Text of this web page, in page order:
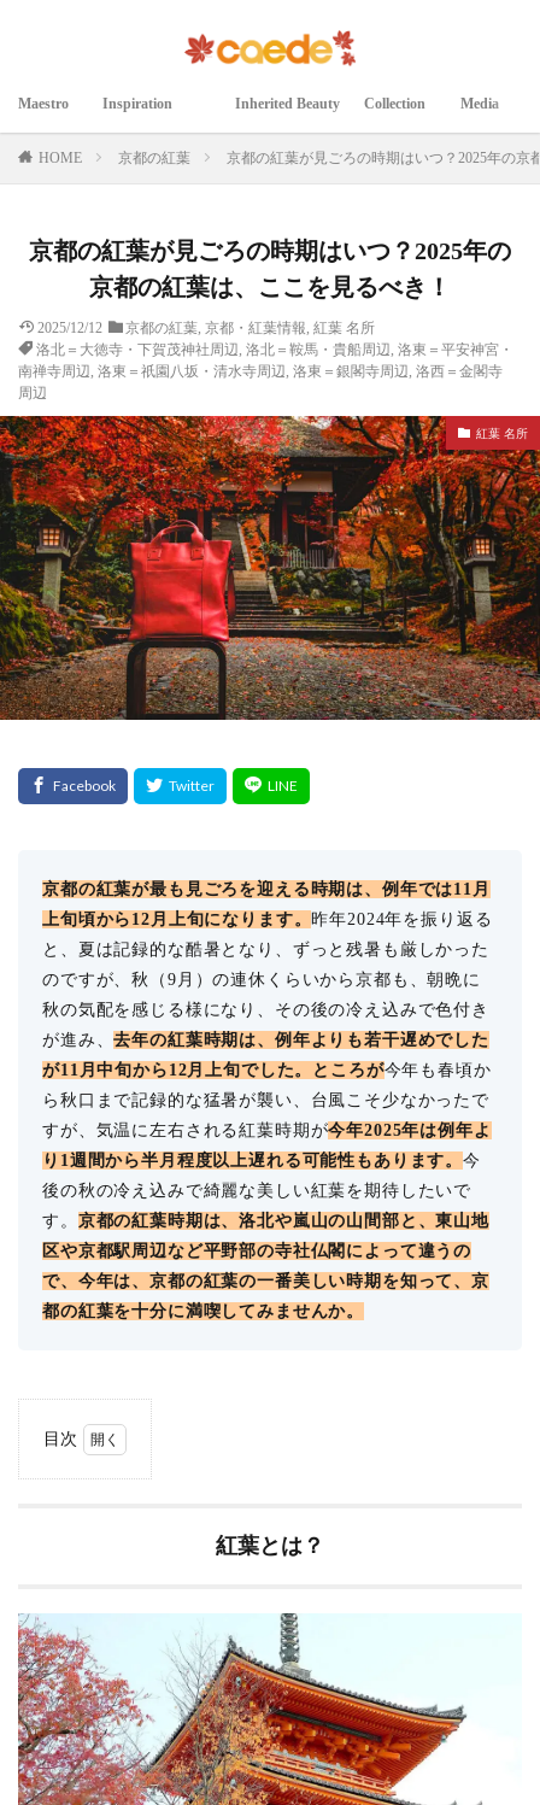
Maestro
マエストロ
Inspiration
インスピレーション
Inherited Beauty
継承された美
Collection
コレクション
Media
メディア掲載
HOME 京都の紅葉 京都の紅葉が見ごろの時期はいつ？2025年の京
京都の紅葉が見ごろの時期はいつ？2025年の
京都の紅葉は、ここを見るべき！
2025/12/12 京都の紅葉, 京都・紅葉情報, 紅葉 名所
洛北＝大徳寺・下賀茂神社周辺, 洛北＝鞍馬・貴船周辺, 洛東＝平安神宮・
南禅寺周辺, 洛東＝祇園八坂・清水寺周辺, 洛東＝銀閣寺周辺, 洛西＝金閣寺
周辺
紅葉 名所
京都の紅葉が最も見ごろを迎える時期は、例年では11月
上旬頃から12月上旬になります。 昨年2024年を振り返る
と、夏は記録的な酷暑となり、ずっと残暑も厳しかった
のですが、秋（9月）の連休くらいから京都も、朝晩に
秋の気配を感じる様になり、その後の冷え込みで色付き
が進み、去年の紅葉時期は、例年よりも若干遅めでした
が11月中旬から12月上旬でした。ところが今年も春頃か
ら秋口まで記録的な猛暑が襲い、台風こそ少なかったで
すが、気温に左右される紅葉時期が今年2025年は例年よ
り1週間から半月程度以上遅れる可能性もあります。今
後の秋の冷え込みで綺麗な美しい紅葉を期待したいで
す。 京都の紅葉時期は、洛北や嵐山の山間部と、東山地
区や京都駅周辺など平野部の寺社仏閣によって違うの
で、今年は、京都の紅葉の一番美しい時期を知って、京
都の紅葉を十分に満喫してみませんか。
目次
都
の
紅
葉
時
期
3
2025
紅葉とは？